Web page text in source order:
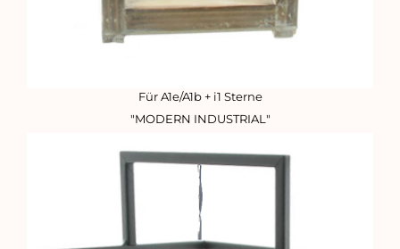
Für A1e/A1b + i1 Sterne
"MODERN INDUSTRIAL"